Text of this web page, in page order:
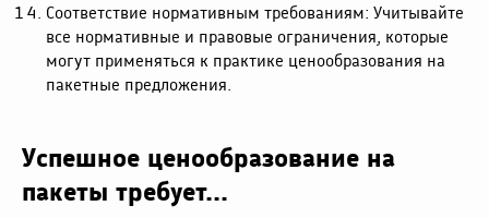
Соответствие нормативным требованиям: Учитывайте
все нормативные и правовые ограничения, которые
могут применяться к практике ценообразования на
пакетные предложения.
Успешное ценообразование на
пакеты требует...